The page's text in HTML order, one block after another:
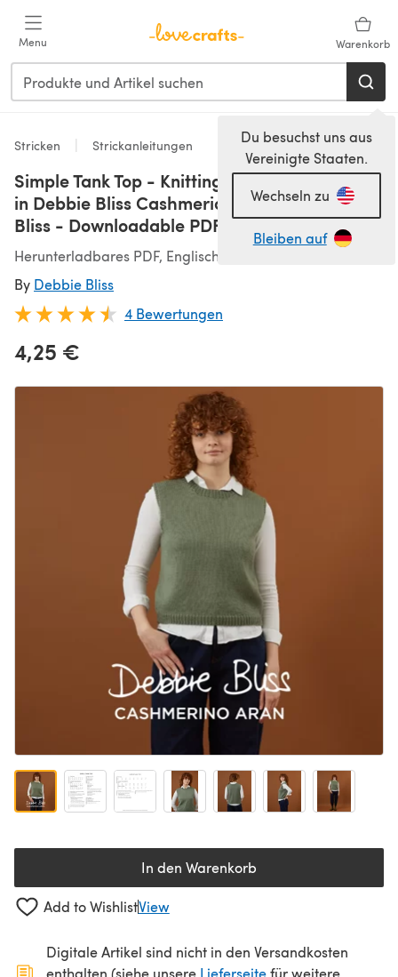
Menu Warenkorb
Du besuchst uns aus
Vereinigte Staaten.
Wechseln zu
Bleiben auf
Stricken Strickanleitungen
Simple Tank Top - Knitting Pattern for Women
in Debbie Bliss Cashmerio Aran by Debbie
Bliss - Downloadable PDF
Herunterladbares PDF, Englisch
By Debbie Bliss
4 Bewertungen
4,25 €
In den Warenkorb
Add to WishlistView
Digitale Artikel sind nicht in den Versandkosten
enthalten (siehe unsere Lieferseite(öffnet sich in
für weitere